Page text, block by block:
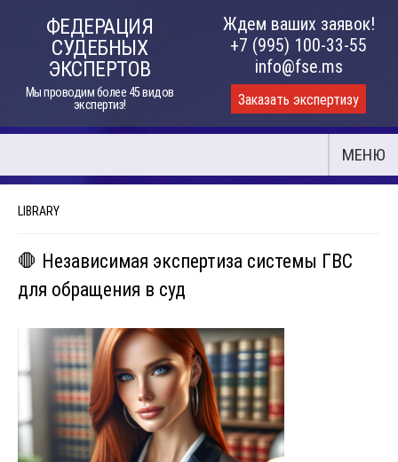
ФЕДЕРАЦИЯ
СУДЕБНЫХ
ЭКСПЕРТОВ
Мы проводим более 45 видов
экспертиз!
Ждем ваших заявок!
+7 (995) 100-33-55
info@fse.ms
Заказать экспертизу
МЕНЮ
LIBRARY
🛑 Независимая экспертиза системы ГВС
для обращения в суд